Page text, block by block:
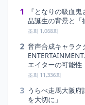
1
『となりの吸血
品誕生の背景と「
조회 1,068회
2 音声合成キャラ
エイターの可能性
조회 11,336회
3 うらべ走馬大阪府
を大切に」